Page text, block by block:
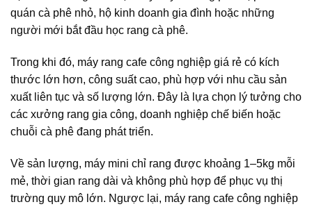
quán cà phê nhỏ, hộ kinh doanh gia đình hoặc những
người mới bắt đầu học rang cà phê.
Trong khi đó, máy rang cafe công nghiệp giá rẻ có kích
thước lớn hơn, công suất cao, phù hợp với nhu cầu sản
xuất liên tục và số lượng lớn. Đây là lựa chọn lý tưởng cho
các xưởng rang gia công, doanh nghiệp chế biến hoặc
chuỗi cà phê đang phát triển.
Về sản lượng, máy mini chỉ rang được khoảng 1–5kg mỗi
mẻ, thời gian rang dài và không phù hợp để phục vụ thị
trường quy mô lớn. Ngược lại, máy rang cafe công nghiệp